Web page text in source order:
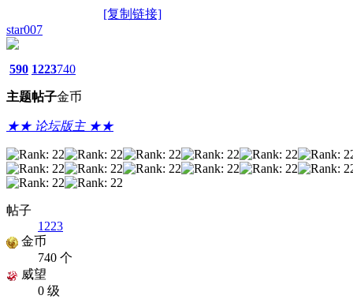
[复制链接]
star007
590
主题
1223
帖子
740
金币
★★ 论坛版主 ★★
帖子
1223
金币
740 个
威望
0 级